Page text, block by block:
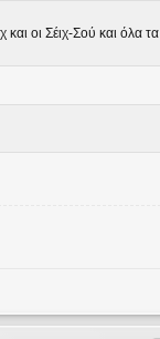
οι Σέιχ-Σού και όλα τα